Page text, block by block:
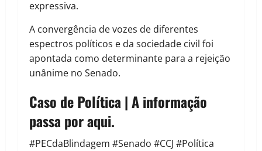
expressiva.
A convergência de vozes de diferentes
espectros políticos e da sociedade civil foi
apontada como determinante para a rejeição
unânime no Senado.
Caso de Política | A informação
passa por aqui.
#PECdaBlindagem #Senado #CCJ #Política